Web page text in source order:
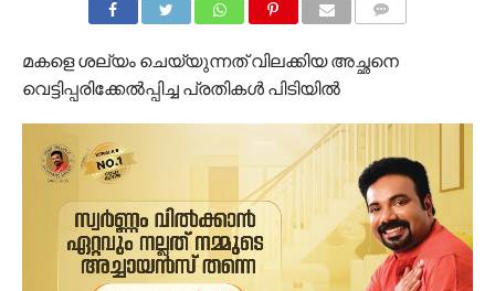
മകളെ ശല്യം ചെയ്യുന്നത് വിലക്കിയ അച്ഛനെ
വെട്ടിപ്പരിക്കേല്‍പ്പിച്ച പ്രതികള്‍ പിടിയില്‍